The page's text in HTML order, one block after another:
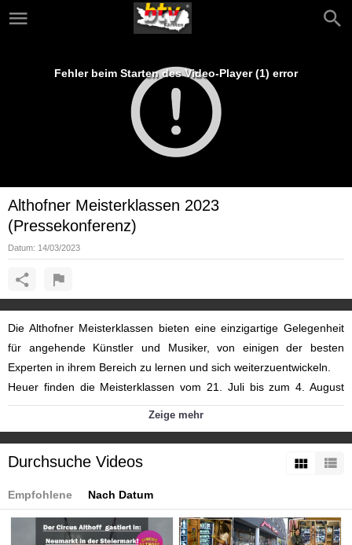
Fehler beim Starten des Video-Player (1) error
Althofner Meisterklassen 2023
(Pressekonferenz)
Datum: 14/03/2023
Die Althofner Meisterklassen bieten eine einzigartige Gelegenheit
für angehende Künstler und Musiker, von einigen der besten
Experten in ihrem Bereich zu lernen und sich weiterzuentwickeln.
Heuer finden die Meisterklassen vom 21. Juli bis zum 4. August
wieder statt. Zuseher können sich auf ein außergewöhnliches
Themen » Bildung
Themen
Tourismus
Themen » Veranstaltungen
Tags:
btv-kärnten
btv kärnten mittelkärnten althofen
Zeige mehr
Durchsuche Videos
Empfohlene Nach Datum